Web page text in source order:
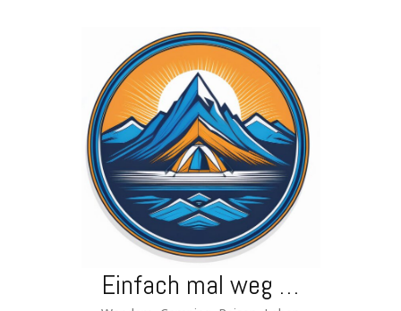
Einfach mal weg …